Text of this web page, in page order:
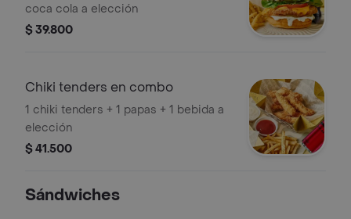
coca cola a elección
$ 39.800
Chiki tenders en combo
1 chiki tenders + 1 papas + 1 bebida a
elección
$ 41.500
Sándwiches